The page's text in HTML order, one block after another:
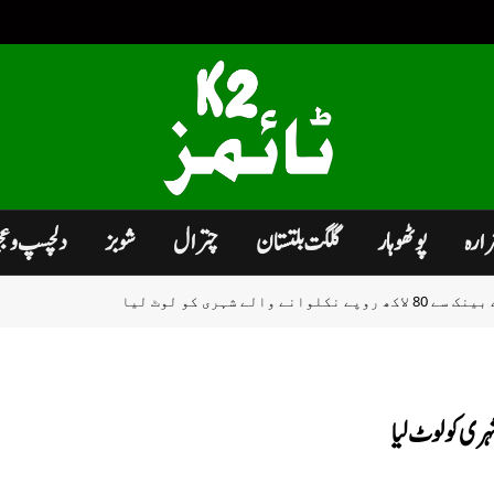
پوٹھوہار گلگت بلتستان چترال شوبز دلچسپ و
شہری کو لوٹ لیا